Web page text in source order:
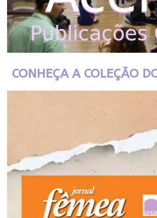
CONHEÇA A COLEÇÃO